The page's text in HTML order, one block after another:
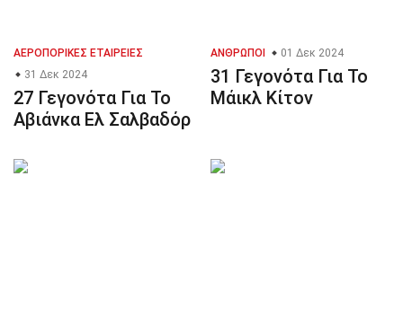
ΑΕΡΟΠΟΡΙΚΈΣ ΕΤΑΙΡΕΊΕΣ
31 Δεκ 2024
27 Γεγονότα Για Το
Αβιάνκα Ελ Σαλβαδόρ
ΆΝΘΡΩΠΟΙ 01 Δεκ 2024
31 Γεγονότα Για Το
Μάικλ Κίτον